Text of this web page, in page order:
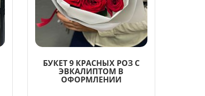
БУКЕТ 9 КРАСНЫХ РОЗ С
ЭВКАЛИПТОМ В
ОФОРМЛЕНИИ